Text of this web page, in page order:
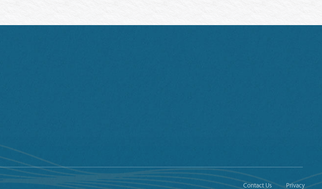
Contact Us Privacy